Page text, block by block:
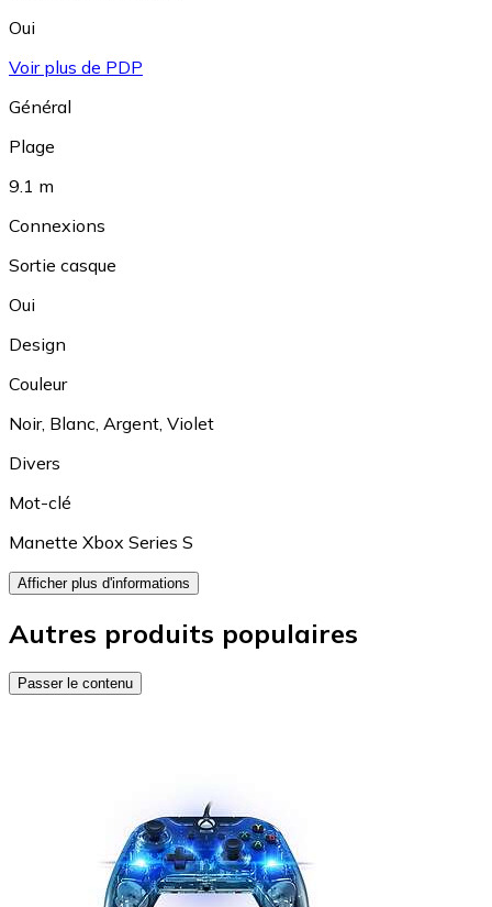
Oui
Voir plus de PDP
Général
Plage
9.1 m
Connexions
Sortie casque
Oui
Design
Couleur
Noir, Blanc Argent Violet
Divers
Mot-clé
Manette Xbox Series S
Afficher plus d'informations
Autres produits populaires
Passer le contenu